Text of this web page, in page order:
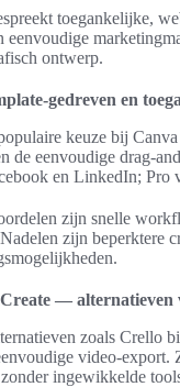
toegankelijke,
eenvoudige
ontwerp.
gedreven en
keuze bij
de eenvoudige drag-
en LinkedIn; Pro
zijn snelle
zijn beperktere
— alternatieven
zoals Crello
video-
ingewikkelde